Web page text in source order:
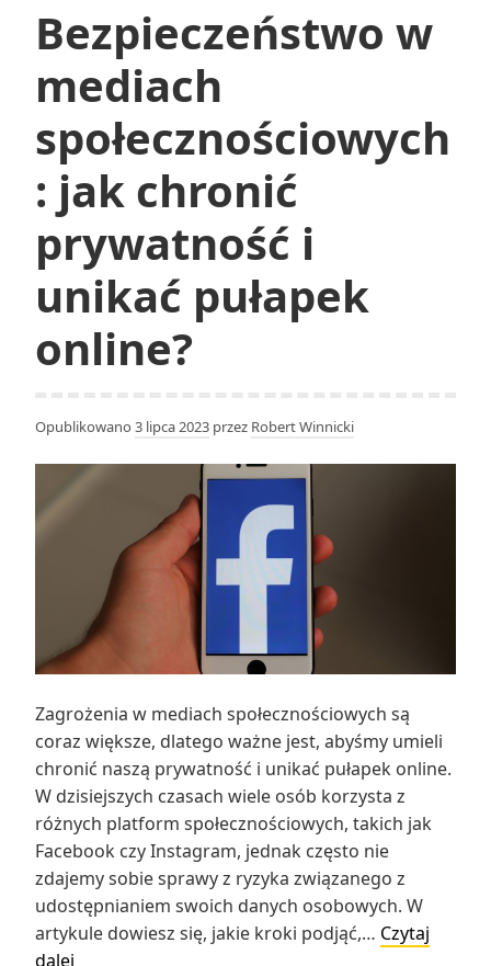
identyfikowanie
minimalizowanie
zawodowego,
pierwsza
pomoc
Bezpieczeństwo w
mediach
społecznościowych
: jak chronić
prywatność i
unikać pułapek
online?
Opublikowano 3 lipca 2023 przez Robert Winnicki
Zagrożenia w mediach społecznościowych są
coraz większe, dlatego ważne jest, abyśmy umieli
chronić naszą prywatność i unikać pułapek online.
W dzisiejszych czasach wiele osób korzysta z
różnych platform społecznościowych, takich jak
Facebook czy Instagram, jednak często nie
zdajemy sobie sprawy z ryzyka związanego z
udostępnianiem swoich danych osobowych. W
artykule dowiesz się, jakie kroki podjąć,… Czytaj
dalej